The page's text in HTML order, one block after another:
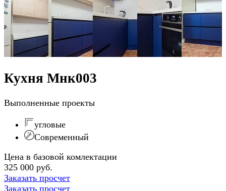
Кухня Мнк003
Выполненные проекты
угловые
Современный
Цена в базовой комлектации
325 000 руб.
Заказать просчет
Заказать просчет